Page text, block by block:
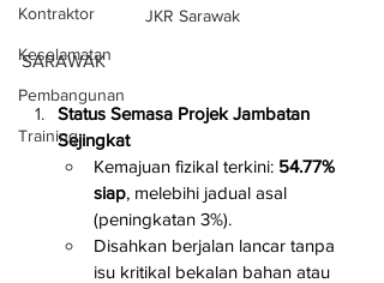
Kontraktor
Keselamatan
Pembangunan
Training
JKR Sarawak
SARAWAK
Status Semasa Projek Jambatan
Sejingkat
Kemajuan fizikal terkini: 54.77%
siap, melebihi jadual asal
(peningkatan 3%).
Disahkan berjalan lancar tanpa
isu kritikal bekalan bahan atau